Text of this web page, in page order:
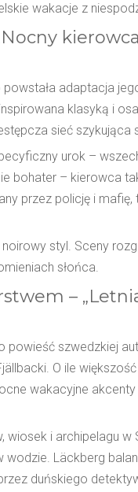
wakacje z
powstała adaptacja
klasyką i
sieć szykująca
urok –
bohater – kierowca
przez policję i
styl. Sceny
słońca.
–
powieść szwedzkiej
O ile
wakacyjne
i archipelagu
Läckberg
duńskiego